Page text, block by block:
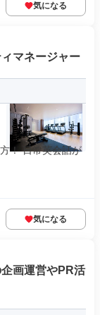
気になる
マネージャー
！ 日常英会話が
気になる
画運営やPR活